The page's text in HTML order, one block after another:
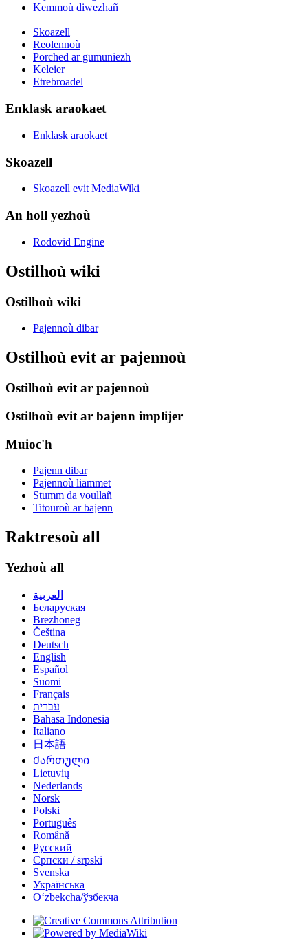
Kemmoù diwezhañ
Skoazell
Reolennoù
Porched ar gumuniezh
Keleier
Etrebroadel
Enklask araokaet
Enklask araokaet
Skoazell
Skoazell evit MediaWiki
An holl yezhoù
Rodovid Engine
Ostilhoù wiki
Ostilhoù wiki
Pajennoù dibar
Ostilhoù evit ar pajennoù
Ostilhoù evit ar pajennoù
Ostilhoù evit ar bajenn implijer
Muioc'h
Pajenn dibar
Pajennoù liammet
Stumm da voullañ
Titouroù ar bajenn
Raktresoù all
Yezhoù all
العربية
Беларуская
Brezhoneg
Čeština
Deutsch
English
Español
Suomi
Français
עברית
Bahasa Indonesia
Italiano
日本語
Ქართული
Lietuvių
Nederlands
Norsk
Polski
Português
Română
Русский
Српски / srpski
Svenska
Українська
Oʻzbekcha/ўзбекча